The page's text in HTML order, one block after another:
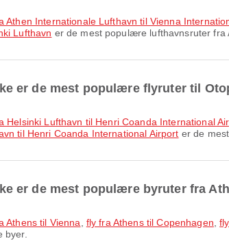
Athen Internationale Lufthavn til Vienna
Lufthavn er de mest populære lufthavnsruter fra
er de mest populære flyruter til
Helsinki Lufthavn til Henri Coanda International
til Henri Coanda International Airport er de
er de mest populære byruter fra
Athens til Vienna fly fra Athens til Copenhagen ,
byer.